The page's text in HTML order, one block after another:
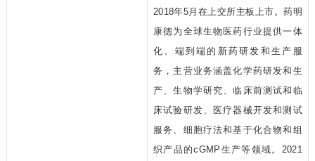
2018年5月在上交所主板上市。药明
康德为全球生物医药行业提供一体
化、端到端的新药研发和生产服
务，主营业务涵盖化学药研发和生
产、生物学研究、临床前测试和临
床试验研发、医疗器械开发和测试
服务、细胞疗法和基于化合物和组
织产品的cGMP生产等领域。2021